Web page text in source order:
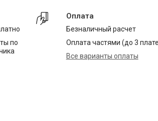
по
Оплата
Безналичный расчет
Оплата частями (до 3
Все варианты оплаты